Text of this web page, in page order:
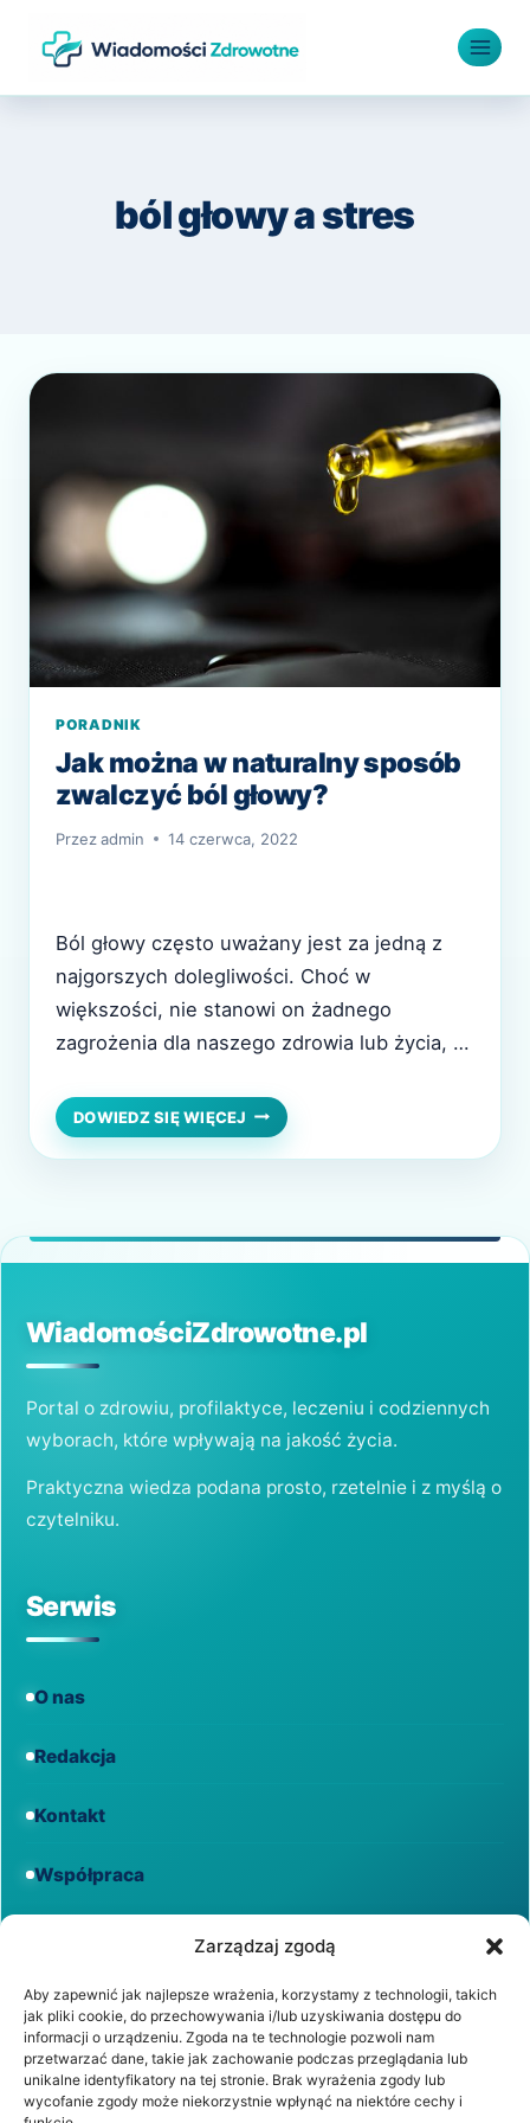
Zarządzaj zgodą
Aby zapewnić jak najlepsze wrażenia, korzystamy z technologii, takich
jak pliki cookie, do przechowywania i/lub uzyskiwania dostępu do
informacji o urządzeniu. Zgoda na te technologie pozwoli nam
przetwarzać dane, takie jak zachowanie podczas przeglądania lub
unikalne identyfikatory na tej stronie. Brak wyrażenia zgody lub
wycofanie zgody może niekorzystnie wpłynąć na niektóre cechy i
ból głowy a stres
PORADNIK
Jak można w naturalny sposób
zwalczyć ból głowy?
Przezadmin 14 czerwca, 2022
Ból głowy często uważany jest za jedną z
najgorszych dolegliwości. Choć w
większości, nie stanowi on żadnego
zagrożenia dla naszego zdrowia lub życia, to
funkcjonowanie. Co ciekawe, ból głowy
związany jest z różnymi aspektami naszego
nadmierny stres, który…
DOWIEDZ SIĘ WIĘCEJ JAK
MOŻNA
W
WiadomościZdrowotne.pl
Portal o zdrowiu, profilaktyce, leczeniu i codziennych
wyborach, które wpływają na jakość życia.
Praktyczna wiedza podana prosto, rzetelnie i z myślą o
czytelniku.
Serwis
O nas
Redakcja
Kontakt
Współpraca
Regulamin
Polityka prywatności